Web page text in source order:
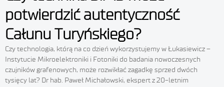
potwierdzić autentyczność
Całunu Turyńskiego?
Czy technologia, którą na co dzień wykorzystujemy w Łukasiewicz –
Instytucie Mikroelektroniki i Fotoniki do badania nowoczesnych
czujników grafenowych, może rozwikłać zagadkę sprzed dwóch
tysięcy lat? Dr hab. Paweł Michałowski, ekspert z 20-letnim